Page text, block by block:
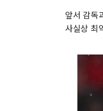
앞서 감독
사실상 최